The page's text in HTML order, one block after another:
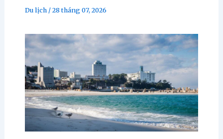
Du lịch/28 tháng 07, 2026